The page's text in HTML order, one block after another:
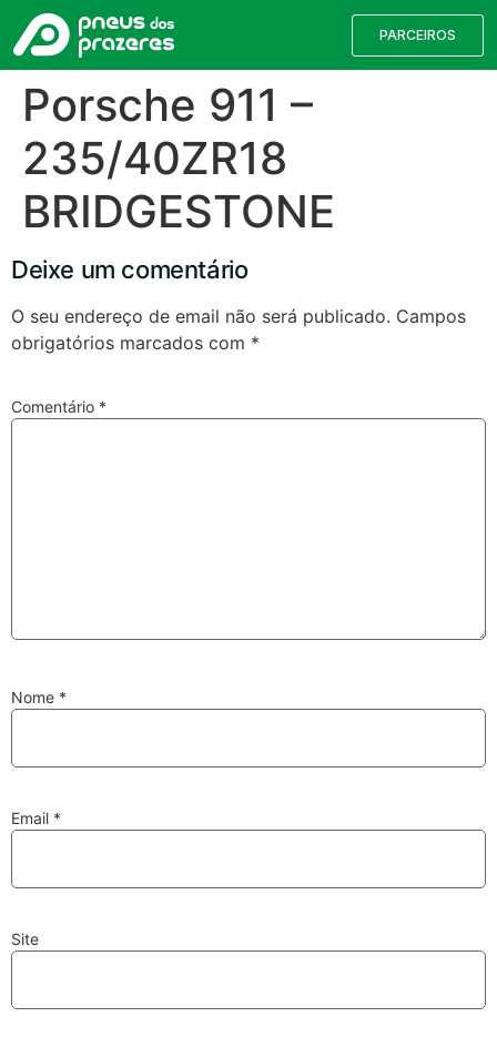
PARCEIROS
Porsche 911 –
235/40ZR18
BRIDGESTONE
Deixe um comentário
O seu endereço de email não será publicado. Campos
obrigatórios marcados com *
Comentário *
Nome *
Email *
Site
Encontre o pneu correto para a sua
Válvulas TPMS
Discos e Pastilhas
Amortecedores